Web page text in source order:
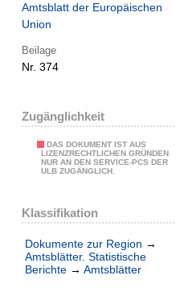
Amtsblatt der Europäischen
Union
Beilage
Nr. 374
Zugänglichkeit
DAS DOKUMENT IST AUS
LIZENZRECHTLICHEN GRÜNDEN
NUR AN DEN SERVICE-PCS DER
ULB ZUGÄNGLICH.
Klassifikation
Dokumente zur Region →
Amtsblätter. Statistische
Berichte → Amtsblätter